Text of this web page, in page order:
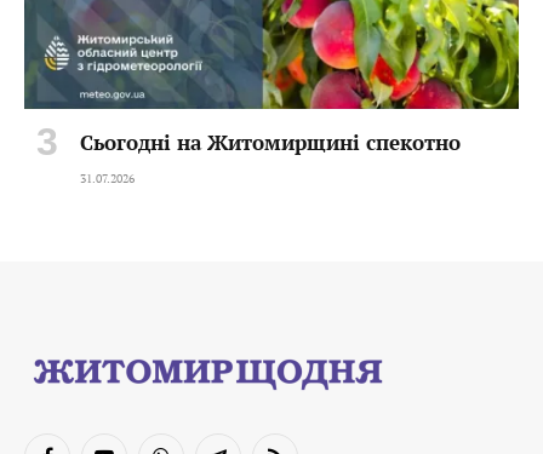
Сьогодні на Житомирщині спекотно
31.07.2026